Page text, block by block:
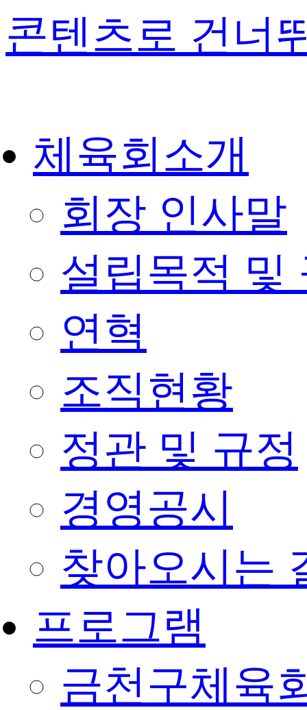
콘텐츠로 건너
체육회소개
회장 인사말
설립목적 및
연혁
조직현황
정관 및 규정
경영공시
찾아오시는
프로그램
금천구체육